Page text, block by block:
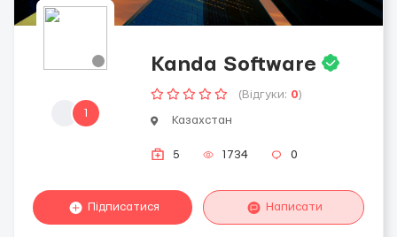
1
Kanda Software
(Відгуки: 0)
Казахстан
5 1734 0
Підписатися Написати